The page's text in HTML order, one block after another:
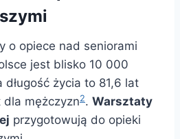
o opiece nad seniorami
jest blisko 10 000
długość życia to 81,6 lat
mężczyzn2. Warsztaty
przygotowują do opieki